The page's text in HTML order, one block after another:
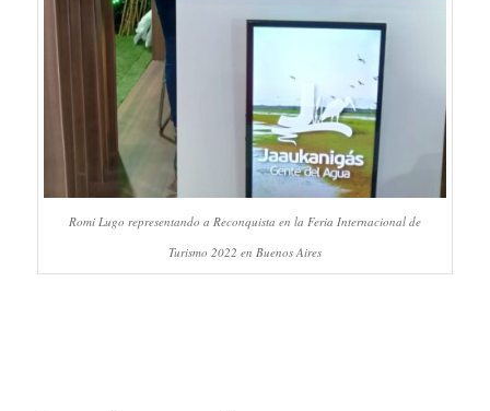
Romi Lugo representando a Reconquista en la Feria Internacional de
Turismo 2022 en Buenos Aires